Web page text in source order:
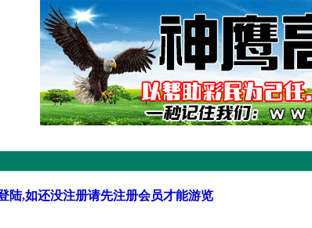
陆,如还没注册请先注册会员才能游览